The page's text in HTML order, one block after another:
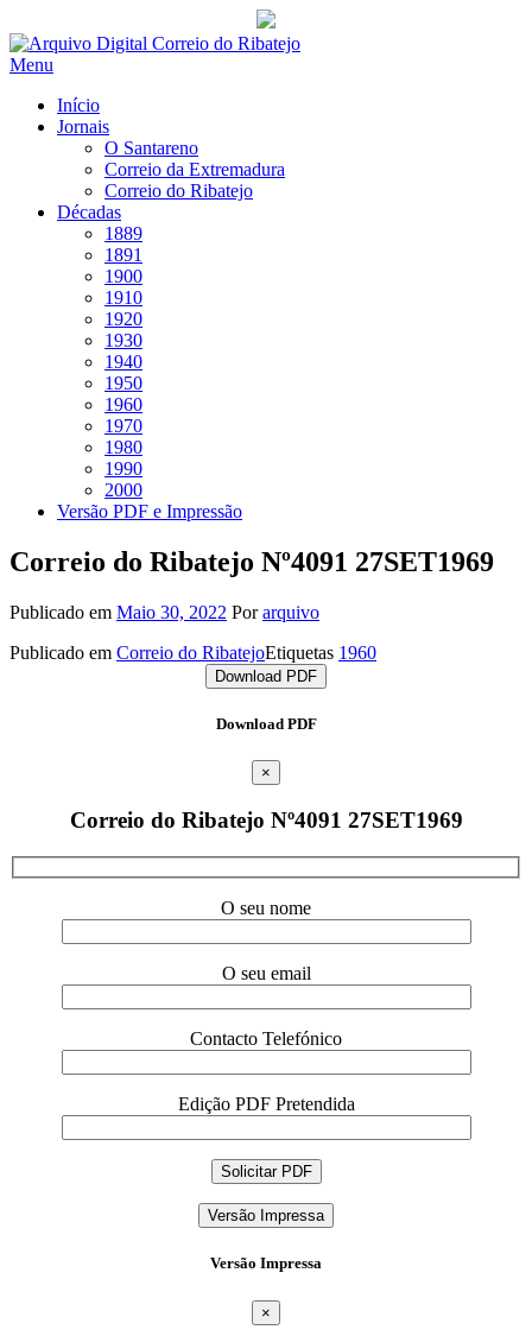
Saltar
para
Menu
Início
Jornais
O Santareno
Correio da Extremadura
Correio do Ribatejo
Décadas
1889
1891
1900
1910
1920
1930
1940
1950
1960
1970
1980
1990
2000
Versão PDF e Impressão
Correio do Ribatejo Nº4091 27SET1969
Publicado em Maio 30, 2022 Porarquivo
Publicado em Correio do RibatejoEtiquetas 1960
Download PDF
Download PDF
×
Correio do Ribatejo Nº4091 27SET1969
O seu nome
O seu email
Contacto Telefónico
Edição PDF Pretendida
Versão Impressa
Versão Impressa
×